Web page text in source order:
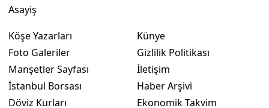
Asayiş
Köşe Yazarları
Foto Galeriler
Manşetler Sayfası
İstanbul Borsası
Döviz Kurları
Künye
Gizlilik Politikası
İletişim
Haber Arşivi
Ekonomik Takvim